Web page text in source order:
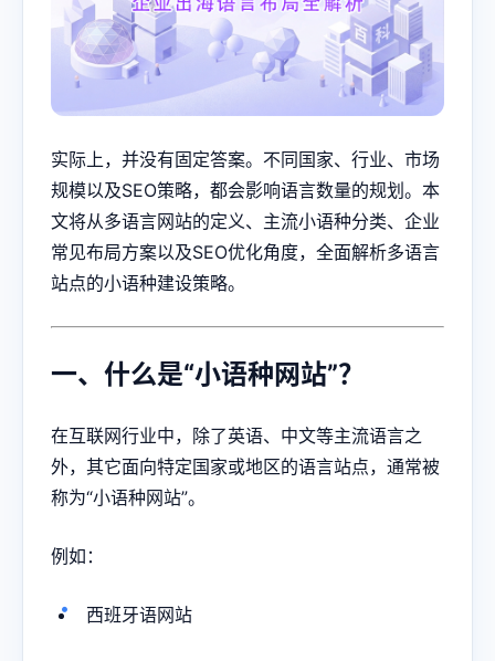
实际上，并没有固定答案。不同国家、行业、市场
规模以及SEO策略，都会影响语言数量的规划。本
文将从多语言网站的定义、主流小语种分类、企业
常见布局方案以及SEO优化角度，全面解析多语言
站点的小语种建设策略。
一、什么是“小语种网站”？
在互联网行业中，除了英语、中文等主流语言之
外，其它面向特定国家或地区的语言站点，通常被
称为“小语种网站”。
例如：
西班牙语网站